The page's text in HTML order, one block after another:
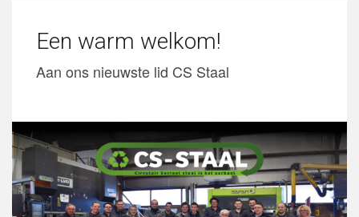
Een warm welkom!
Aan ons nieuwste lid CS Staal